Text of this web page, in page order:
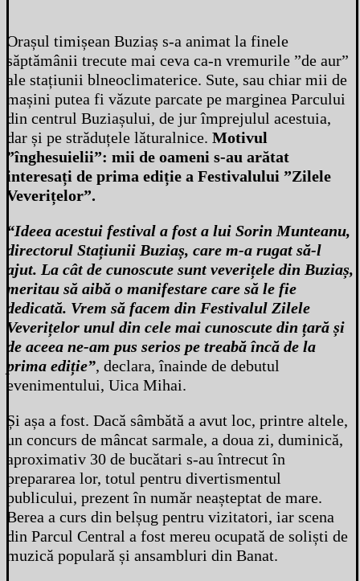
Orașul timișean Buziaș s-a animat la finele
săptămânii trecute mai ceva ca-n vremurile ”de aur”
ale stațiunii blneoclimaterice. Sute, sau chiar mii de
mașini putea fi văzute parcate pe marginea Parcului
din centrul Buziașului, de jur împrejulul acestuia,
dar și pe străduțele lăturalnice. Motivul
”înghesuielii”: mii de oameni s-au arătat
interesați de prima ediție a Festivalului ”Zilele
Veverițelor”.
“Ideea acestui festival a fost a lui Sorin Munteanu,
directorul Stațiunii Buziaș, care m-a rugat să-l
ajut. La cât de cunoscute sunt veverițele din Buziaș,
meritau să aibă o manifestare care să le fie
dedicată. Vrem să facem din Festivalul Zilele
Veverițelor unul din cele mai cunoscute din țară și
de aceea ne-am pus serios pe treabă încă de la
prima ediție”, declara, înainde de debutul
evenimentului, Uica Mihai.
Și așa a fost. Dacă sâmbătă a avut loc, printre altele,
un concurs de mâncat sarmale, a doua zi, duminică,
aproximativ 30 de bucătari s-au întrecut în
prepararea lor, totul pentru divertismentul
publicului, prezent în număr neașteptat de mare.
Berea a curs din belșug pentru vizitatori, iar scena
din Parcul Central a fost mereu ocupată de soliști de
muzică populară și ansambluri din Banat.